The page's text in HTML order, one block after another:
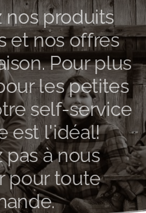
nos produits
et nos offres
Pour plus
les petites
self-service
est l'idéal!
à nous
pour toute